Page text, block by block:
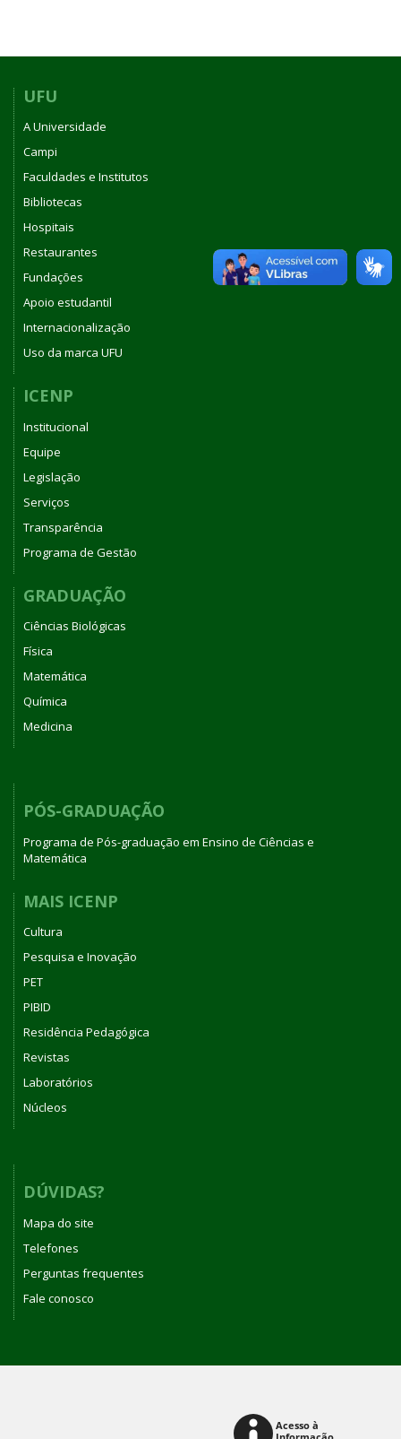
UFU
A Universidade
Campi
Faculdades e Institutos
Bibliotecas
Hospitais
Restaurantes
Fundações
Apoio estudantil
Internacionalização
Uso da marca UFU
ICENP
Institucional
Equipe
Legislação
Serviços
Transparência
Programa de Gestão
GRADUAÇÃO
Ciências Biológicas
Física
Matemática
Química
Medicina
PÓS-GRADUAÇÃO
Programa de Pós-graduação em Ensino de Ciências e
Matemática
MAIS ICENP
Cultura
Pesquisa e Inovação
PET
PIBID
Residência Pedagógica
Revistas
Laboratórios
Núcleos
DÚVIDAS?
Mapa do site
Telefones
Perguntas frequentes
Fale conosco